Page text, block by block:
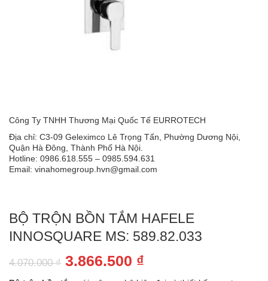
Công Ty TNHH Thương Mại Quốc Tế EURROTECH
Địa chỉ: C3-09 Geleximco Lê Trọng Tấn, Phường Dương Nội,
Quận Hà Đông, Thành Phố Hà Nội.
Hotline: 0986.618.555 – 0985.594.631
Email: vinahomegroup.hvn@gmail.com
BỘ TRỘN BỒN TẮM HAFELE
INNOSQUARE MS: 589.82.033
4.070.000₫ Giá
3.866.500 ₫